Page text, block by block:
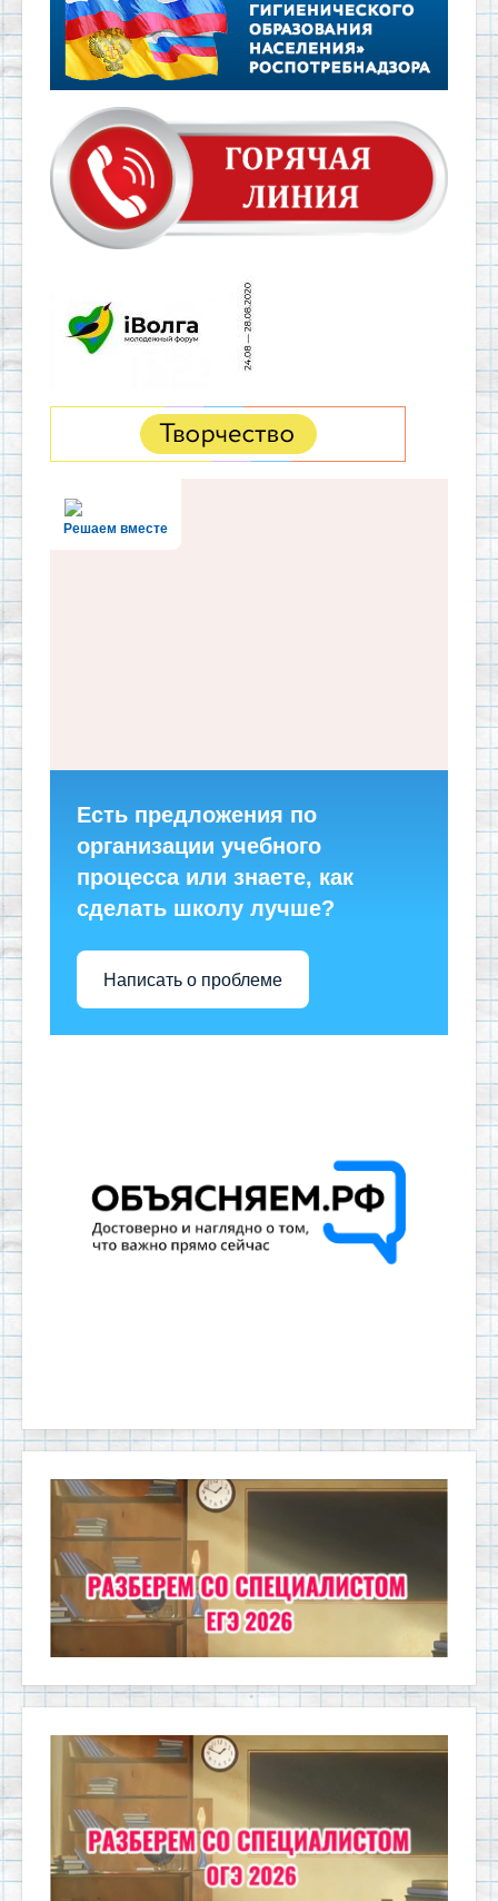
Решаем вместе
Есть предложения по
организации учебного
процесса или знаете, как
сделать школу лучше?
Написать о проблеме